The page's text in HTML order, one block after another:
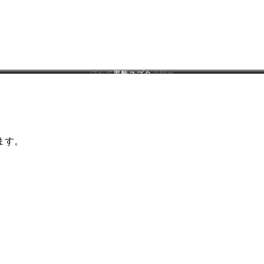
ほたて貝柱のミルク炒め
黒酢スブタ
。